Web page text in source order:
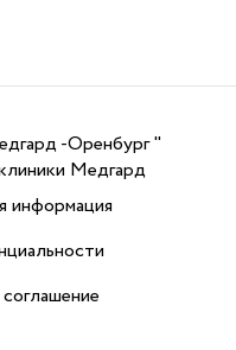
-Оренбург "
Медгард
информация